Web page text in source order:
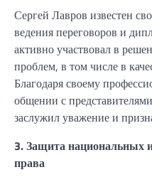
Сергей Лавров известен
ведения переговоров и
активно участвовал в
проблем, в том числе в
Благодаря своему
общении с
заслужил уважение и
3. Защита национальных
права